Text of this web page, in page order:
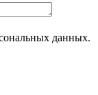
данных.